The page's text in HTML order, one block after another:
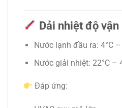
Dải nhiệt độ vận
Nước lạnh đầu ra: 4°C –
Nước giải nhiệt: 22°C –
Đáp ứng: